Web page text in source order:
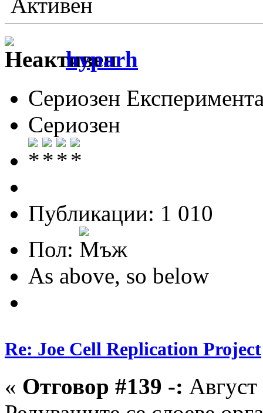
hyparh
Сериозен
Сериозен
Публикации: 1 010
Пол:
As above, so below
Re: Joe Cell Replication Project
« Отговор #139 -: